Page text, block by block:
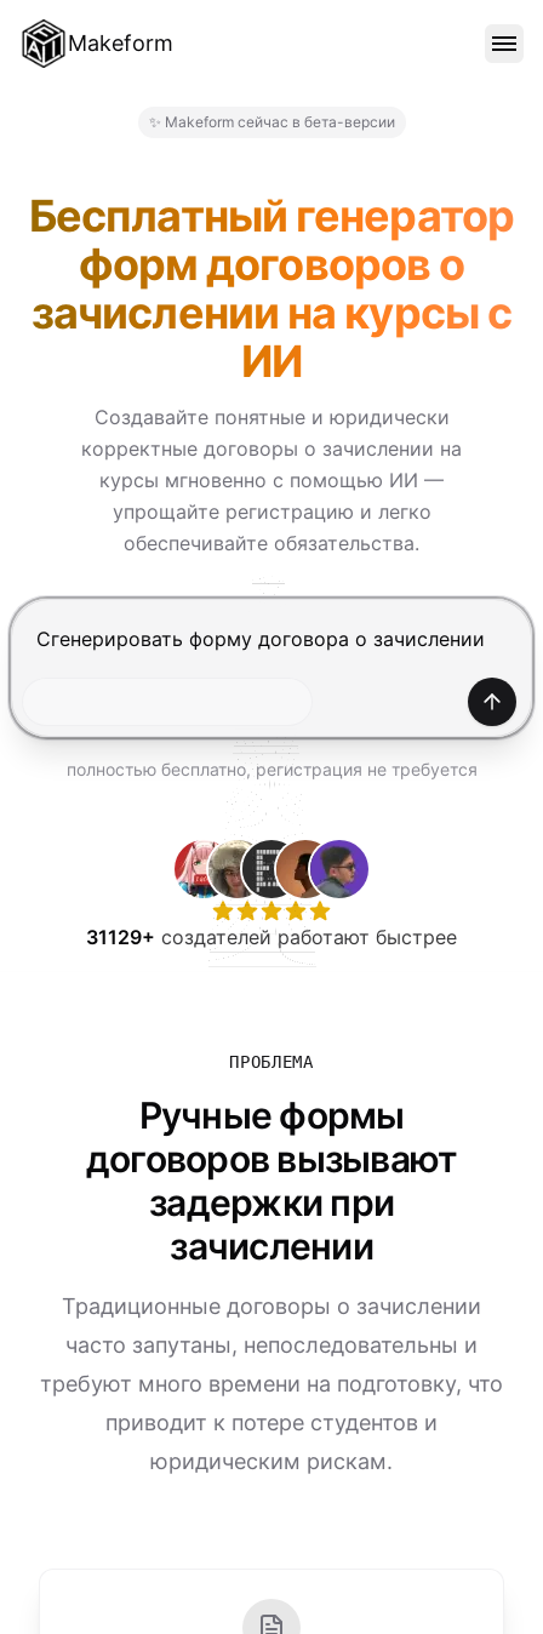
Makeform
БЛОГ
ВОЙТИ
ПОПРОБОВАТЬ БЕСПЛАТНО
✨ Makeform сейчас в бета-версии
Бесплатный генератор
форм договоров о
зачислении на курсы с
ИИ
Создавайте понятные и юридически
корректные договоры о зачислении на
курсы мгновенно с помощью ИИ —
упрощайте регистрацию и легко
обеспечивайте обязательства.
Нажмите Enter, чтобы отправить, Shift+Enter —
полностью бесплатно, регистрация не требуется
31129+ создателей работают быстрее
ПРОБЛЕМА
Ручные формы
договоров вызывают
задержки при
зачислении
Традиционные договоры о зачислении
часто запутаны, непоследовательны и
требуют много времени на подготовку, что
приводит к потере студентов и
юридическим рискам.